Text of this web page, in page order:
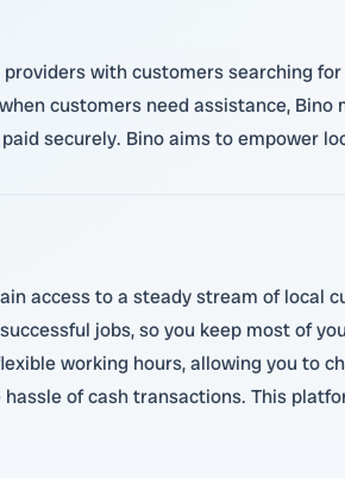
with customers searching
customers need assistance,
securely. Bino aims to empower
access to a steady stream of local
jobs, so you keep most of
working hours, allowing you to
of cash transactions. This